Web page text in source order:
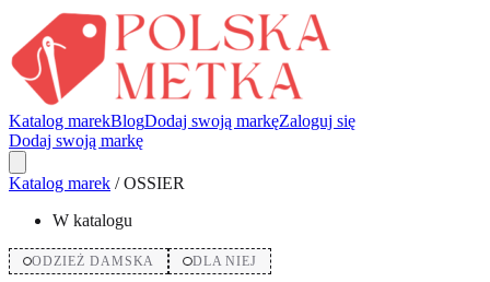
Katalog marekBlogDodaj swoją markęZaloguj się
Dodaj swoją markę
Katalog marek / OSSIER
W katalogu
ODZIEŻ DAMSKA DLA NIEJ